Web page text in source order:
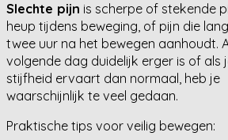
Slechte pijn is scherpe of stekende
heup tijdens beweging, of pijn die
twee uur na het bewegen aanhoudt.
volgende dag duidelijk erger is of als
stijfheid ervaart dan normaal, heb je
waarschijnlijk te veel gedaan.
Praktische tips voor veilig bewegen: